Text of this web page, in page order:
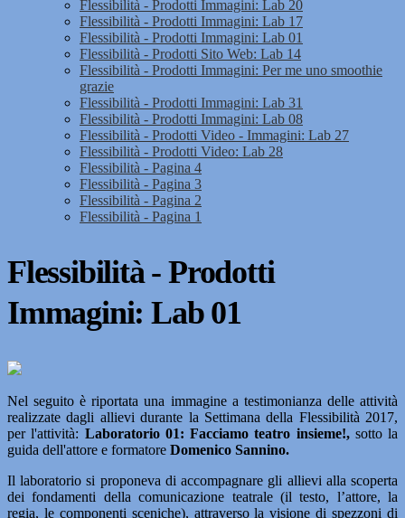
Flessibilità - Prodotti Immagini: Lab 20
Flessibilità - Prodotti Immagini: Lab 17
Flessibilità - Prodotti Immagini: Lab 01
Flessibilità - Prodotti Sito Web: Lab 14
Flessibilità - Prodotti Immagini: Per me uno smoothie
grazie
Flessibilità - Prodotti Immagini: Lab 31
Flessibilità - Prodotti Immagini: Lab 08
Flessibilità - Prodotti Video - Immagini: Lab 27
Flessibilità - Prodotti Video: Lab 28
Flessibilità - Pagina 4
Flessibilità - Pagina 3
Flessibilità - Pagina 2
Flessibilità - Pagina 1
Flessibilità - Prodotti
Immagini: Lab 01
Nel seguito è riportata una immagine a testimonianza delle attività
realizzate dagli allievi durante la Settimana della Flessibilità 2017,
per l'attività: Laboratorio 01: Facciamo teatro insieme!, sotto la
guida dell'attore e formatore Domenico Sannino.
Il laboratorio si proponeva di accompagnare gli allievi alla scoperta
dei fondamenti della comunicazione teatrale (il testo, l’attore, la
regia, le componenti sceniche), attraverso la visione di spezzoni di